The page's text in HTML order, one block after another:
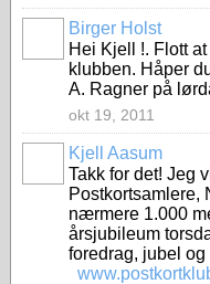
Birger Holst
Hei Kjell !. Flott
klubben. Håper
A. Ragner på
okt 19, 2011
Kjell Aasum
Takk for det! Jeg
Postkortsamlere,
nærmere 1.000
årsjubileum
foredrag,